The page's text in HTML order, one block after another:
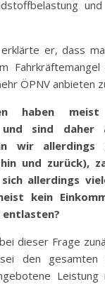
er, dass
ÖPNV anbieten
haben
sind daher
wir allerdings
und zurück),
allerdings
kein
entlasten?
dieser Frage
den gesamten
Leistung